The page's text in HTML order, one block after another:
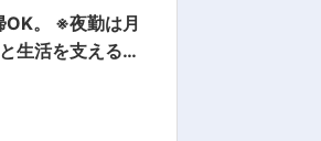
OK。 ※夜勤は月
にお伝えしま